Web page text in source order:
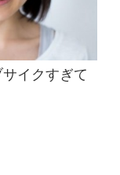
イクすぎて